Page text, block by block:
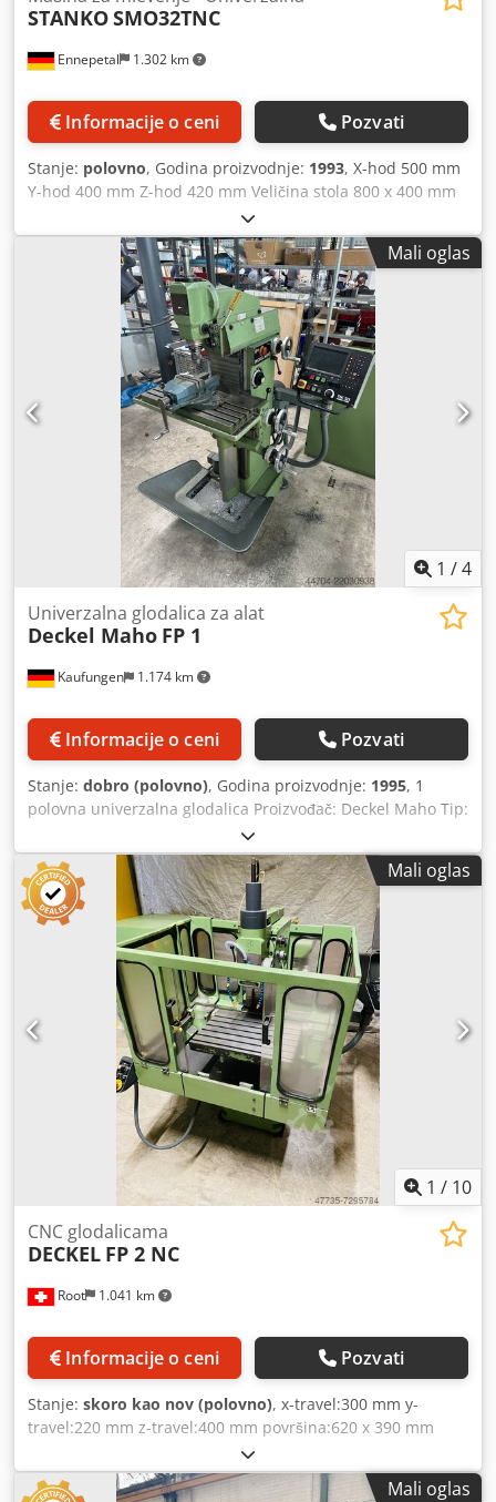
Ennepetal 1.302 km
STANKOSMO32TNC
Informacije o ceni Pozvati
Stanje: polovno, Godina proizvodnje: 1993, X-hod 500 mm
Y-hod 400 mm Z-hod 420 mm Veličina stola 800 x 400 mm
Opseg posmaka 1-3000 mm/min Brzi hod 0,083-5 m/min
Prihvat alata ISO 40 Opseg obrtaja 20-4000 o/min Glavni
pogon DC 5 kW CNC upravljanje 355 HH Cjdpfx Aeyy A
Dxoayoha Ukupna potrebna snaga 10,9 kW Težina mašine
cca 2300 kg Prostorni zahtevi cca 2,5 x 2,5 x 2,0 m CNC
alatna glodalica sa Heidenhain TNC 355 upravljanjem i
zaštitnom kabinom protiv prskanja.
Mali oglas
1 /4
Kaufungen 1.174 km
Univerzalna glodalica za alat
Deckel Maho FP 1
Informacije o ceni Pozvati
Stanje: dobro (polovno), Godina proizvodnje: 1995, 1
polovna univerzalna glodalica Proizvođač: Deckel Maho Tip:
FP 1 Godina proizvodnje: 1995 sa CE sertifikatom Sa
aktivnim digitalnim prikazom Heidenhain TNC 123
Csdpszamw Ijfx Aayeha Tehnički podaci: X-hod: 300 mm Y-
hod: 160 mm Z-hod: 340 mm Prihvat vretena: SK 40
Veličina stola: 600x210 mm Broj obrtaja vretena: 40-2000
o/min Težina mašine cca: 1 t Potrebna površina cca:
1,6x1,3x1,8 m
Mali oglas
1 / 10
Root 1.041 km
CNC glodalicama
DECKEL FP 2 NC
Informacije o ceni Pozvati
Stanje: skoro kao nov (polovno), x-travel:300 mm y-
travel:220 mm z-travel:400 mm površina:620 x 390 mm
brzina skretanja:31 - 3150 U/min domet feedova:1 - 3600
mm/min Chjdpfxeh Ty Hke Aaysa brzi traverse:4000 m/min
Mali oglas